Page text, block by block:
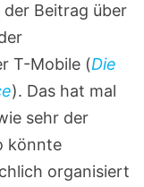
Beitrag über
T-Mobile (Die
). Das hat mal
sehr der
könnte
organisiert